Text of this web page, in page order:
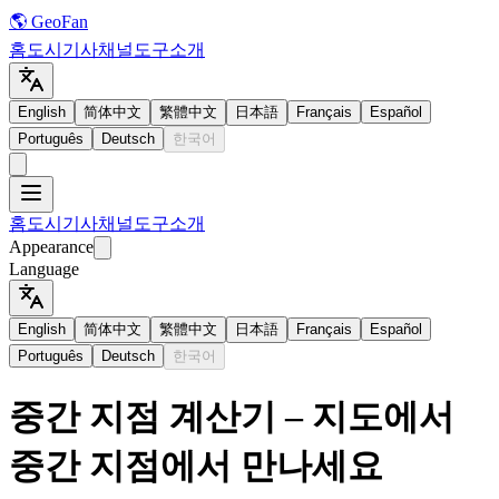
🌎 GeoFan
홈도시 기사채널 도구소개
English 简体中文 繁體中文 日本語 Français
Español
Português
Deutsch 한국어
홈도시 기사채널 도구소개
Appearance
Language
English 简体中文 繁體中文 日本語 Français
Español
Português
Deutsch 한국어
중간 지점 계산기 – 지도에서
중간 지점에서 만나세요